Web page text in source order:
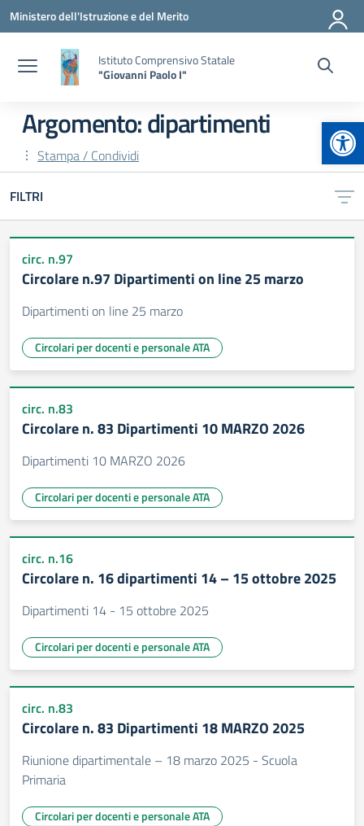
Vai ai contenuti
Vai al menu di navigazione
Vai al footer
Ministero dell'Istruzione e del Merito
Istituto Comprensivo Statale
"Giovanni Paolo I"
Argomento: dipartimenti
Stampa / Condividi
FILTRI
circ. n.97
Circolare n.97 Dipartimenti on line 25 marzo
Dipartimenti on line 25 marzo
Circolari per docenti e personale ATA
circ. n.83
Circolare n. 83 Dipartimenti 10 MARZO 2026
Dipartimenti 10 MARZO 2026
Circolari per docenti e personale ATA
circ. n.16
Circolare n. 16 dipartimenti 14 – 15 ottobre 2025
Dipartimenti 14 - 15 ottobre 2025
Circolari per docenti e personale ATA
circ. n.83
Circolare n. 83 Dipartimenti 18 MARZO 2025
Riunione dipartimentale – 18 marzo 2025 - Scuola
Primaria
Circolari per docenti e personale ATA